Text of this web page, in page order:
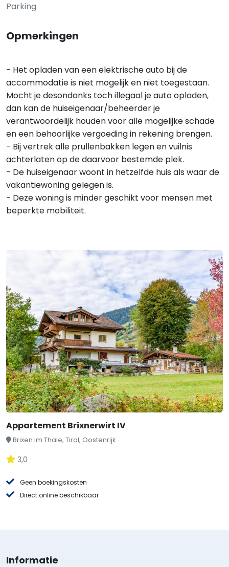
Parking
Opmerkingen
- Het opladen van een elektrische auto bij de
accommodatie is niet mogelijk en niet toegestaan.
Mocht je desondanks toch illegaal je auto opladen,
dan kan de huiseigenaar/beheerder je
verantwoordelijk houden voor alle mogelijke schade
en een behoorlijke vergoeding in rekening brengen.
- Bij vertrek alle prullenbakken legen en vuilnis
achterlaten op de daarvoor bestemde plek.
- De huiseigenaar woont in hetzelfde huis als waar de
vakantiewoning gelegen is.
- Deze woning is minder geschikt voor mensen met
beperkte mobiliteit.
Appartement Brixnerwirt IV
Brixen im Thale, Tirol, Oostenrijk
3,0
Geen boekingskosten
Direct online beschikbaar
Informatie